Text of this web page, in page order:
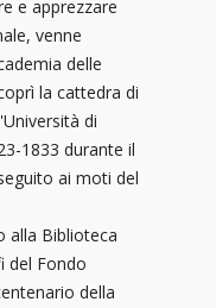
e apprezzare
venne
delle
la cattedra di
di
1833 durante il
ai moti del
alla Biblioteca
del Fondo
della